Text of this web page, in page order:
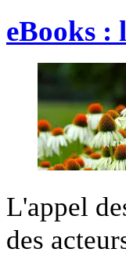
eBooks :
L'appel
des